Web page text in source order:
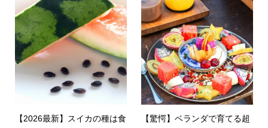
【2026最新】スイカの種は食
【驚愕】ベランダで育てる超